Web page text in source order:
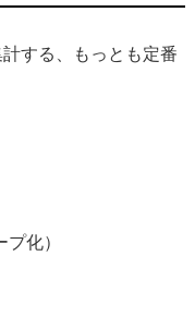
する、もっとも定番
化）